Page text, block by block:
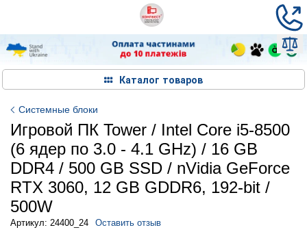
Каталог товаров
Системные блоки
Игровой ПК Tower / Intel Core i5-8500
(6 ядер по 3.0 - 4.1 GHz) / 16 GB
DDR4 / 500 GB SSD / nVidia GeForce
RTX 3060, 12 GB GDDR6, 192-bit /
500W
Артикул: 24400_24 Оставить отзыв